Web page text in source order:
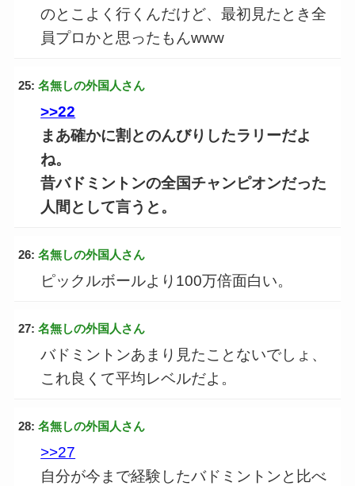
のとこよく行くんだけど、最初見たとき全
員プロかと思ったもんwww
25: 名無しの外国人さん
>>22
まあ確かに割とのんびりしたラリーだよ
ね。
昔バドミントンの全国チャンピオンだった
人間として言うと。
26: 名無しの外国人さん
ピックルボールより100万倍面白い。
27: 名無しの外国人さん
バドミントンあまり見たことないでしょ、
これ良くて平均レベルだよ。
28: 名無しの外国人さん
>>27
自分が今まで経験したバドミントンと比べ